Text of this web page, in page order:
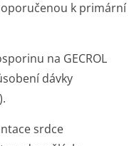
k primární
na GECROL
dávky
srdce